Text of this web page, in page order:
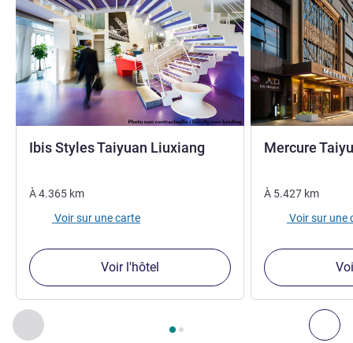
Précédent - Nos autres établissements à proximité
Page , Nos autres établissements à proximité 1 :,
Ibis Styles Taiyuan Liuxiang3 étoiles
À4.365 km
Voir sur une carte
Voir l'hôtel
Mercure
À 5.427 km
Voir sur une